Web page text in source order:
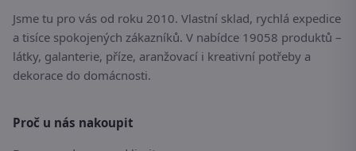
Jsme tu pro vás od roku 2010. Vlastní sklad, rychlá expedice
a tisíce spokojených zákazníků. V nabídce 19058 produktů –
látky, galanterie, příze, aranžovací i kreativní potřeby a
dekorace do domácnosti.
Proč u nás nakoupit